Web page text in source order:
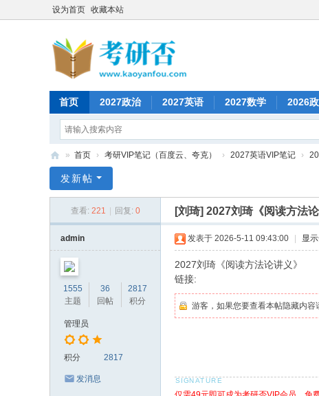
设为首页 收藏本站
首页 2027政治 2027英语 2027数学 2026
研
» 首页 › 考研VIP笔记（百度云、夸克） › 2027英语VIP笔记 ›
发新帖
查看: 221 回复: 0 [刘琦] 2027刘琦《阅读方法论
admin
1555
主题
36
回帖
2817
积分
管理员
积分 2817
发消息
发表于 2026-5-11 09:43:00 显
2027刘琦《阅读方法论讲义》
链接:
游客，如果您要查看本帖隐藏内容